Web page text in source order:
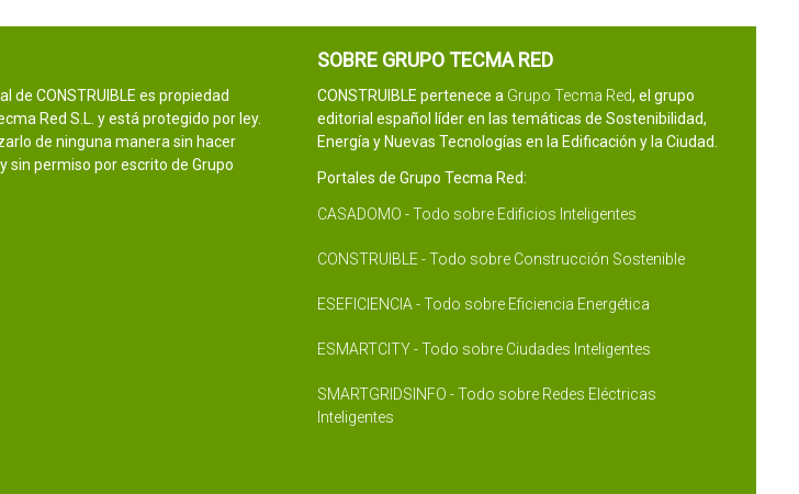
de CONSTRUIBLE es propiedad
Red S.L. y está protegido por ley.
de ninguna manera sin hacer
sin permiso por escrito de Grupo
SOBRE GRUPO TECMA RED
CONSTRUIBLE pertenece a Grupo Tecma Red, el grupo
editorial español líder en las temáticas de Sostenibilidad,
Energía y Nuevas Tecnologías en la Edificación y la Ciudad.
Portales de Grupo Tecma Red:
CASADOMO - Todo sobre Edificios Inteligentes
CONSTRUIBLE - Todo sobre Construcción Sostenible
ESEFICIENCIA - Todo sobre Eficiencia Energética
ESMARTCITY - Todo sobre Ciudades Inteligentes
SMARTGRIDSINFO - Todo sobre Redes Eléctricas
Inteligentes